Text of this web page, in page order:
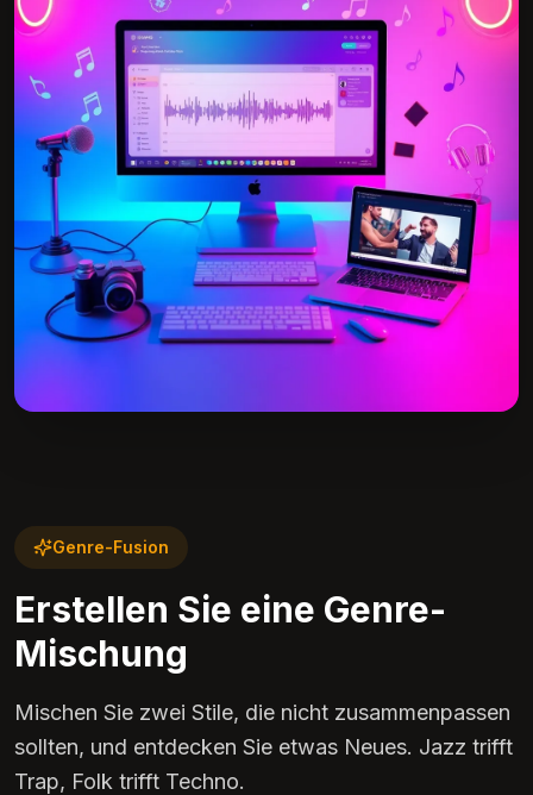
Genre-Fusion
Erstellen Sie eine Genre-
Mischung
Mischen Sie zwei Stile, die nicht zusammenpassen
sollten, und entdecken Sie etwas Neues. Jazz trifft
Trap, Folk trifft Techno.